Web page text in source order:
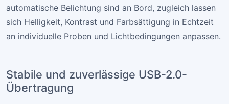
automatische Belichtung sind an Bord, zugleich lassen
sich Helligkeit, Kontrast und Farbsättigung in Echtzeit
an individuelle Proben und Lichtbedingungen anpassen.
Stabile und zuverlässige USB-2.0-
Übertragung